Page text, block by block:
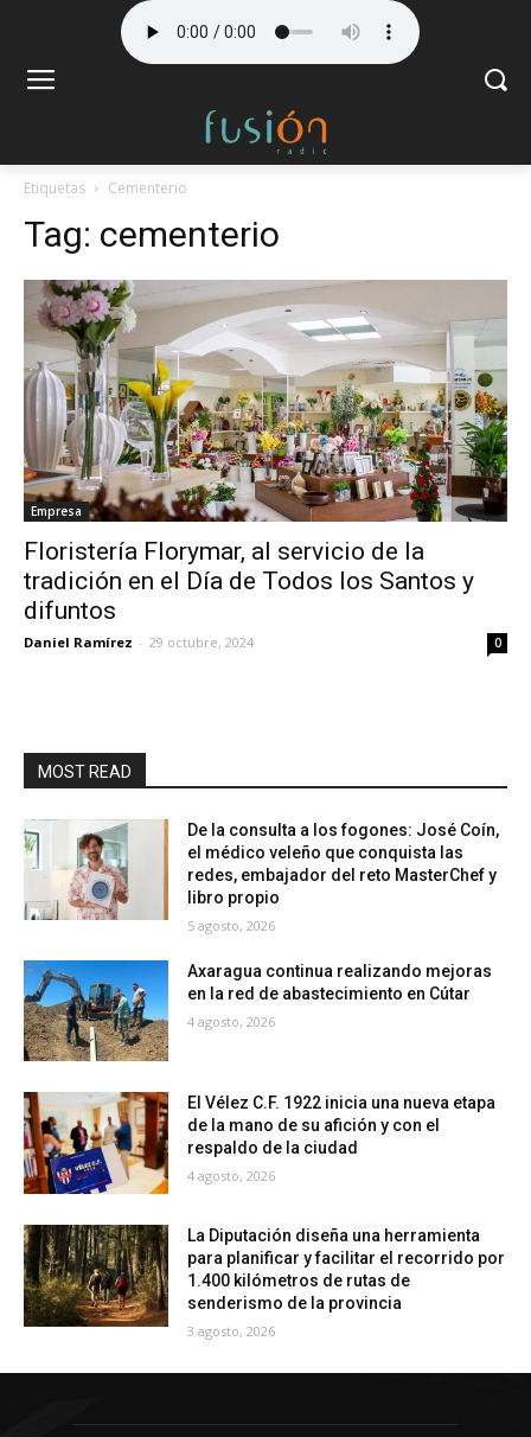
Etiquetas Cementerio
Tag: cementerio
Empresa
Floristería Florymar, al servicio de la
tradición en el Día de Todos los Santos y
difuntos
Daniel Ramírez - 29 octubre, 2024 0
MOST READ
De la consulta a los fogones: José Coín,
el médico veleño que conquista las
redes, embajador del reto MasterChef y
libro propio
5 agosto, 2026
Axaragua continua realizando mejoras
en la red de abastecimiento en Cútar
4 agosto, 2026
El Vélez C.F. 1922 inicia una nueva etapa
de la mano de su afición y con el
respaldo de la ciudad
4 agosto, 2026
La Diputación diseña una herramienta
para planificar y facilitar el recorrido por
1.400 kilómetros de rutas de
senderismo de la provincia
3 agosto, 2026